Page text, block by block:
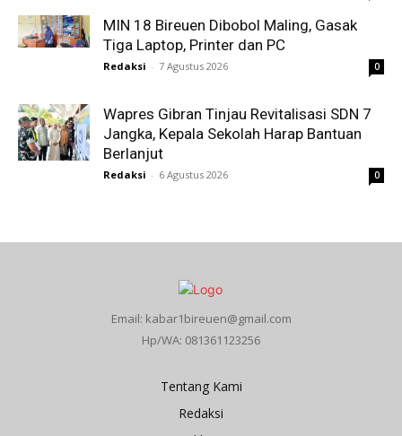
MIN 18 Bireuen Dibobol Maling, Gasak
Tiga Laptop, Printer dan PC
Redaksi - 7 Agustus 2026 0
Wapres Gibran Tinjau Revitalisasi SDN 7
Jangka, Kepala Sekolah Harap Bantuan
Berlanjut
Redaksi - 6 Agustus 2026 0
Email: kabar1bireuen@gmail.com
Hp/WA: 081361123256
Tentang Kami
Redaksi